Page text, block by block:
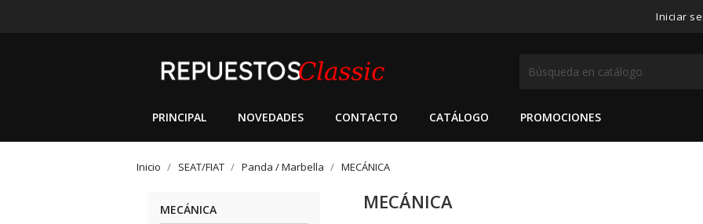
Iniciar
PRINCIPAL NOVEDADES CONTACTO CATÁLOGO PROMOCIONES
Inicio SEAT/FIAT Panda / Marbella MECÁNICA
MECÁNICA MECÁNICA